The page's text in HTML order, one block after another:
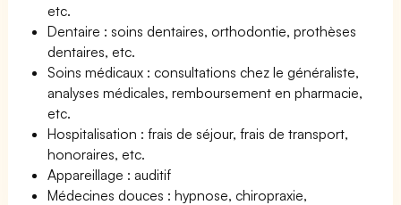
etc.
Dentaire : soins dentaires, orthodontie, prothèses
dentaires, etc.
Soins médicaux : consultations chez le généraliste,
analyses médicales, remboursement en pharmacie,
etc.
Hospitalisation : frais de séjour, frais de transport,
honoraires, etc.
Appareillage : auditif
Médecines douces : hypnose, chiropraxie,